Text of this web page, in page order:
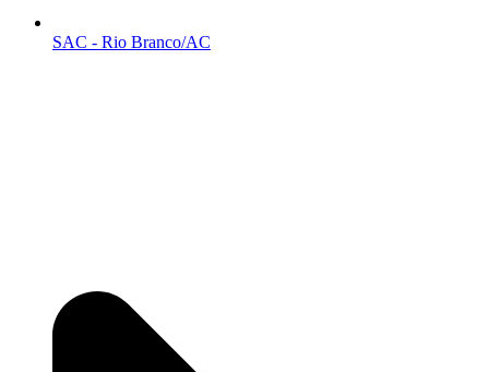
SAC - Rio Branco/AC